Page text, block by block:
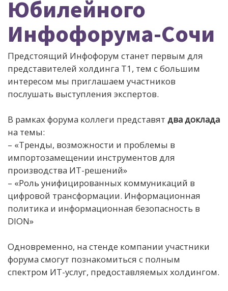
Юбилейного
Инфофорума-Сочи
Предстоящий Инфофорум станет первым для
представителей холдинга Т1, тем с большим
интересом мы приглашаем участников
послушать выступления экспертов.
В рамках форума коллеги представят два доклада
на темы:
– «Тренды, возможности и проблемы в
импортозамещении инструментов для
производства ИТ-решений»
– «Роль унифицированных коммуникаций в
цифровой трансформации. Информационная
политика и информационная безопасность в
DION»
Одновременно, на стенде компании участники
форума смогут познакомиться с полным
спектром ИТ-услуг, предоставляемых холдингом.